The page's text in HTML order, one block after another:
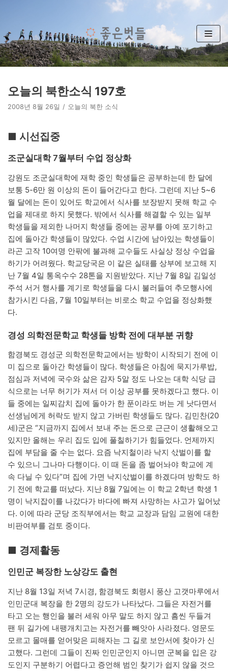
츠
로
건
뛰
기
오늘의 북한소식 197호
2008년 8월 26일 오늘의 북한 소식
■ 시선집중
조군실대학 7월부터 수업 정상화
강원도 조군실대학에 재학 중인 학생들은 공부하는데 한 달에
보통 5-6만 원 이상의 돈이 들어간다고 한다. 그런데 지난 5~6
월 달에는 돈이 있어도 학교에서 식사를 보장받지 못해 학교 수
업을 제대로 하지 못했다. 밖에서 식사를 해결할 수 있는 일부
학생들을 제외한 나머지 학생들 중에는 공부를 아예 포기하고
집에 돌아간 학생들이 많았다. 수업 시간에 남아있는 학생들이
라곤 고작 10여명 안팎에 불과해 교수들도 사실상 정상 수업을
하기가 어려웠다. 학교당국은 이 같은 실태를 상부에 보고해 지
난 7월 4일 통옥수수 28톤을 지원받았다. 지난 7월 8일 김일성
주석 서거 행사를 계기로 학생들을 다시 불러들여 추모행사에
참가시킨 다음, 7월 10일부터는 비로소 학교 수업을 정상화했
다.
경성 의학전문학교 학생들 방학 전에 대부분 귀향
함경북도 경성군 의학전문학교에서는 방학이 시작되기 전에 이
미 집으로 돌아간 학생들이 많다. 학생들은 아침에 묵지가루밥,
점심과 저녁에 국수와 삶은 감자 5알 정도 나오는 대학 식당 급
식으로는 너무 허기가 져서 더 이상 공부를 못하겠다고 했다. 이
들 중에는 일찌감치 집에 돌아가 한 푼이라도 버는 게 낫다면서
선생님에게 허락도 받지 않고 가버린 학생들도 많다. 김민찬(20
세)군은 “지금까지 집에서 보내 주는 돈으로 근근이 생활해오고
있지만 올해는 우리 집도 입에 풀칠하기가 힘들었다. 언제까지
집에 부담을 줄 수는 없다. 요즘 낙지철이라 낙지 삯벌이를 할
수 있으니 그나마 다행이다. 이 때 돈을 좀 벌어놔야 학교에 계
속 다닐 수 있다”며 집에 가면 낙지삯벌이를 하겠다며 방학도 하
기 전에 학교를 떠났다. 지난 8월 7일에는 이 학교 2학년 학생 1
명이 낙지잡이를 나갔다가 바다에 빠져 사망하는 사고가 일어났
다. 이에 따라 군당 조직부에서는 학교 교장과 담임 교원에 대한
비판여부를 검토 중이다.
■ 경제활동
인민군 복장한 노상강도 출현
지난 8월 13일 저녁 7시경, 함경북도 회령시 풍산 고갯마루에서
인민군대 복장을 한 2명의 강도가 나타났다. 그들은 자전거를
타고 오는 행인을 불러 세워 아무 말도 하지 않고 흠씬 두들겨
팬 뒤 길가에 내팽개치고는 자전거를 빼앗아 사라졌다. 영문도
모르고 몰매를 얻어맞은 피해자는 그 길로 보안서에 찾아가 신
고했다. 그런데 그들이 진짜 인민군인지 아니면 군복을 입은 강
도인지 구분하기 어렵다고 증언해 범인 찾기가 쉽지 않을 것으